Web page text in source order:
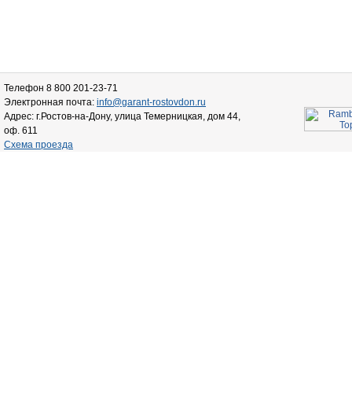
Телефон 8 800 201-23-71
Электронная почта: info@garant-rostovdon.ru
Адрес: г.Ростов-на-Дону, улица Темерницкая, дом 44,
оф. 611
Схема проезда